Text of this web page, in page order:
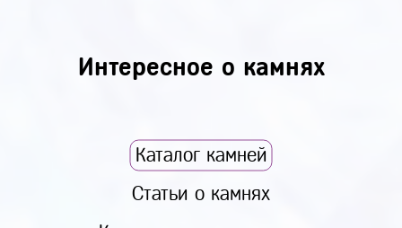
Интересное о камнях
Каталог камней
Статьи о камнях